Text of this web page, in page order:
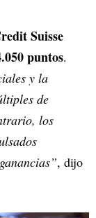
Suisse
puntos.
y la
de
los
, dijo